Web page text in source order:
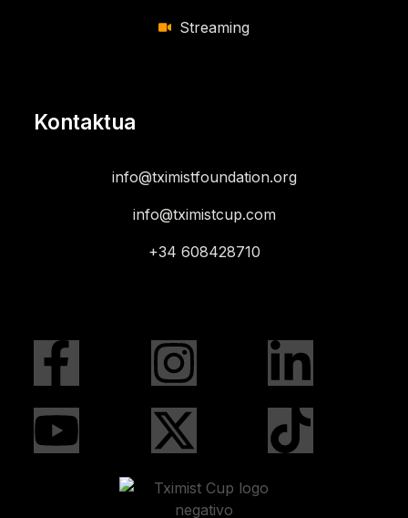
Streaming
Kontaktua
info@tximistfoundation.org
info@tximistcup.com
+34 608428710